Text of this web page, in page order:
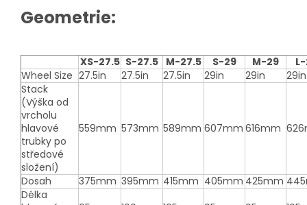
Geometrie:
XS-27.5 S-27.5 M-27.5 S-29 M-29
Wheel Size 27.5in 27.5in 27.5in 29in 29in
29in
Stack
(Výška od
vrcholu
hlavové
trubky po
středové
složení)
559mm 573mm 589mm 607mm 616mm
Dosah 375mm 395mm 415mm 405mm 425mm
Délka